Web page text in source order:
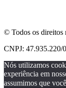
© Todos os direitos
CNPJ: 47.935.220/
Nós utilizamos
experiência em
assumimos que